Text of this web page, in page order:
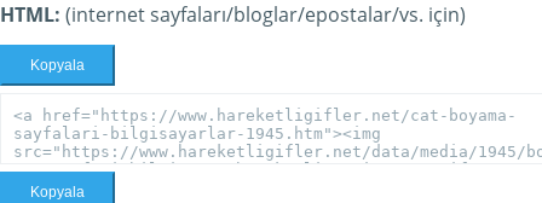
HTML: (internet sayfaları/bloglar/epostalar/vs. için)
Kopyala
Kopyala